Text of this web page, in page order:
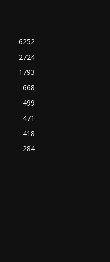
6252
2724
1793
668
499
471
418
284